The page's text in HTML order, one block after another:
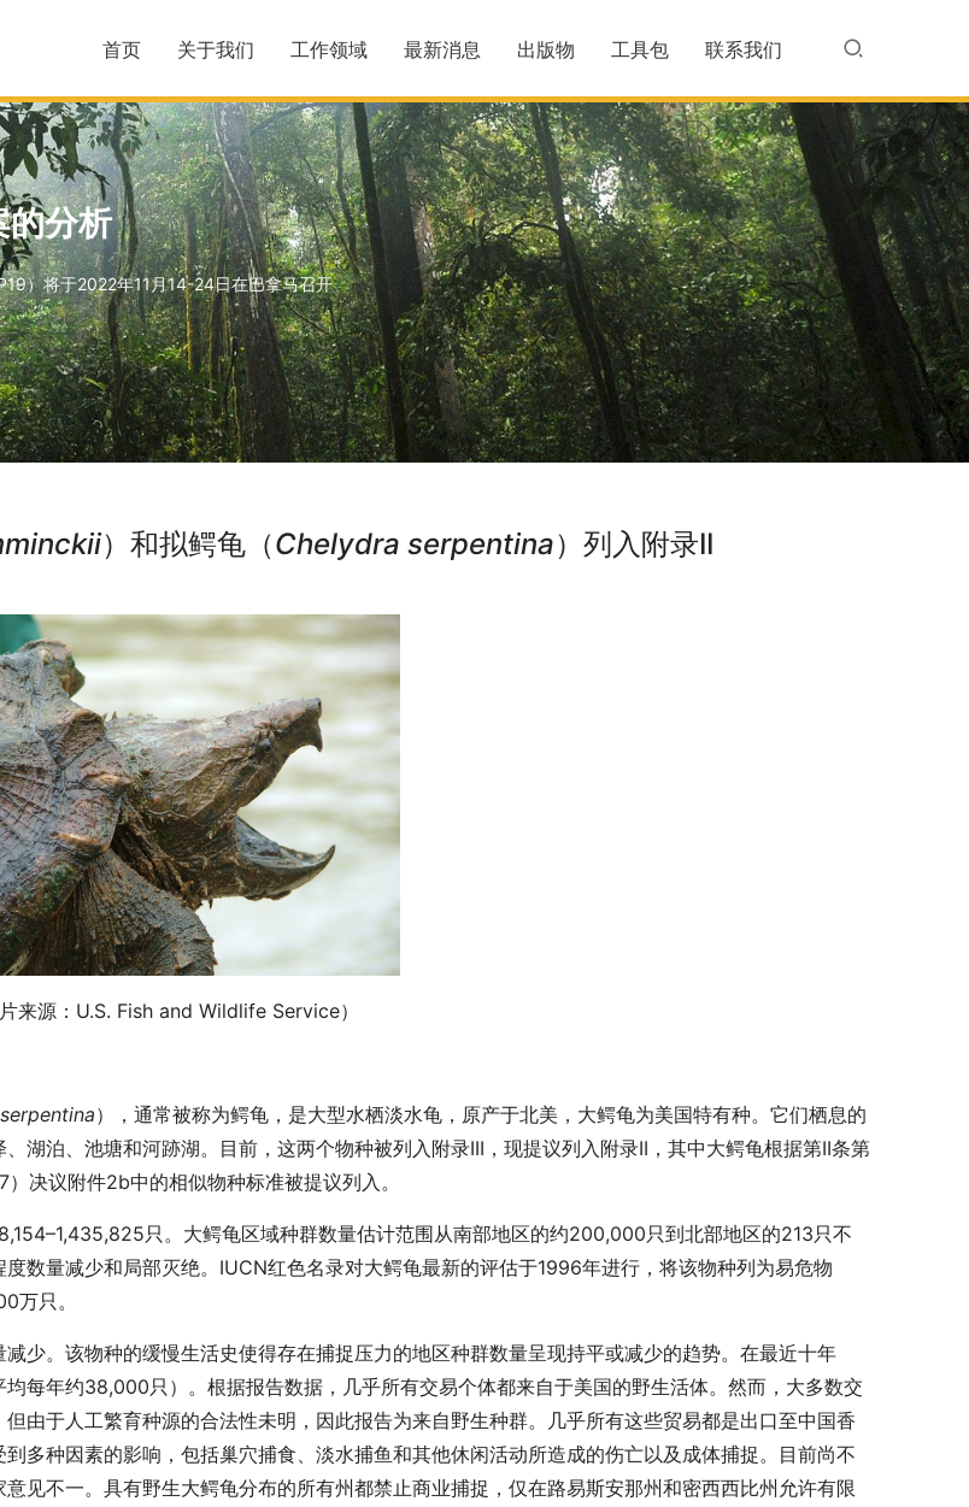
首页 关于我们 工作领域 最新消息 出版物 工具包 联系我们
的分析
）将于2022年11月14-24日在巴拿马召开
）和拟鳄龟（Chelydra serpentina）列入附录II
片来源：U.S. Fish and Wildlife Service）
），通常被称为鳄龟，是大型水栖淡水龟，原产于北美，大鳄龟为美国特有种。它们栖息的
湖泊、池塘和河跡湖。目前，这两个物种被列入附录III，现提议列入附录II，其中大鳄龟根据第II条第
决议附件2b中的相似物种标准被提议列入。
只。大鳄龟区域种群数量估计范围从南部地区的约200,000只到北部地区的213只不
数量减少和局部灭绝。IUCN红色名录对大鳄龟最新的评估于1996年进行，将该物种列为易危物
万只。
少。该物种的缓慢生活史使得存在捕捉压力的地区种群数量呈现持平或减少的趋势。在最近十年
每年约38​​,000只）。根据报告数据，几乎所有交易个体都来自于美国的野生活体。然而，大多数交
由于人工繁育种源的合法性未明，因此报告为来自野生种群。几乎所有这些贸易都是出口至中国香
多种因素的影响，包括巢穴捕食、淡水捕鱼和其他休闲活动所造成的伤亡以及成体捕捉。目前尚不
见不一。具有野生大鳄龟分布的所有州都禁止商业捕捉，仅在路易斯安那州和密西西比州允许有限